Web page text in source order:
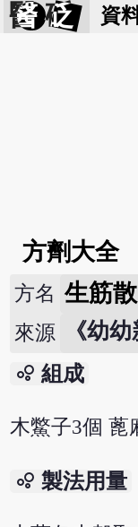
醫 砭 資
方劑大全
方名 生筋散
來源 《幼
bubble_chart 組成
木鱉子3個 蓖
bubble_chart 製法用量